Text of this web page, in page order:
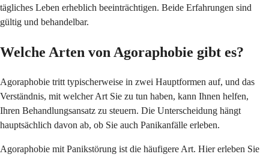
tägliches Leben erheblich beeinträchtigen. Beide Erfahrungen sind
gültig und behandelbar.
Welche Arten von Agoraphobie gibt es?
Agoraphobie tritt typischerweise in zwei Hauptformen auf, und das
Verständnis, mit welcher Art Sie zu tun haben, kann Ihnen helfen,
Ihren Behandlungsansatz zu steuern. Die Unterscheidung hängt
hauptsächlich davon ab, ob Sie auch Panikanfälle erleben.
Agoraphobie mit Panikstörung ist die häufigere Art. Hier erleben Sie